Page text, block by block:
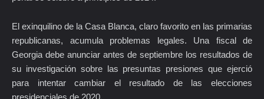
El exinquilino de la Casa Blanca, claro favorito en las primarias
republicanas, acumula problemas legales. Una fiscal de
Georgia debe anunciar antes de septiembre los resultados de
su investigación sobre las presuntas presiones que ejerció
para intentar cambiar el resultado de las elecciones